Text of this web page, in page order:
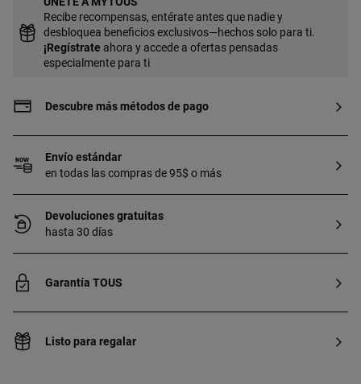
Recibe recompensas, entérate antes que nadie y
desbloquea beneficios exclusivos—hechos solo para ti.
¡Regístrate ahora y accede a ofertas pensadas
especialmente para ti
Descubre más métodos de pago
Envío estándar
en todas las compras de 95$ o más
Devoluciones gratuitas
hasta 30 días
Garantía TOUS
Listo para regalar